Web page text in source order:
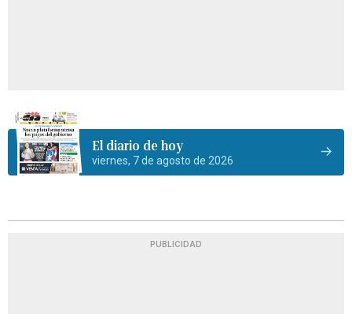
El diario de hoy
viernes, 7 de agosto de 2026
PUBLICIDAD